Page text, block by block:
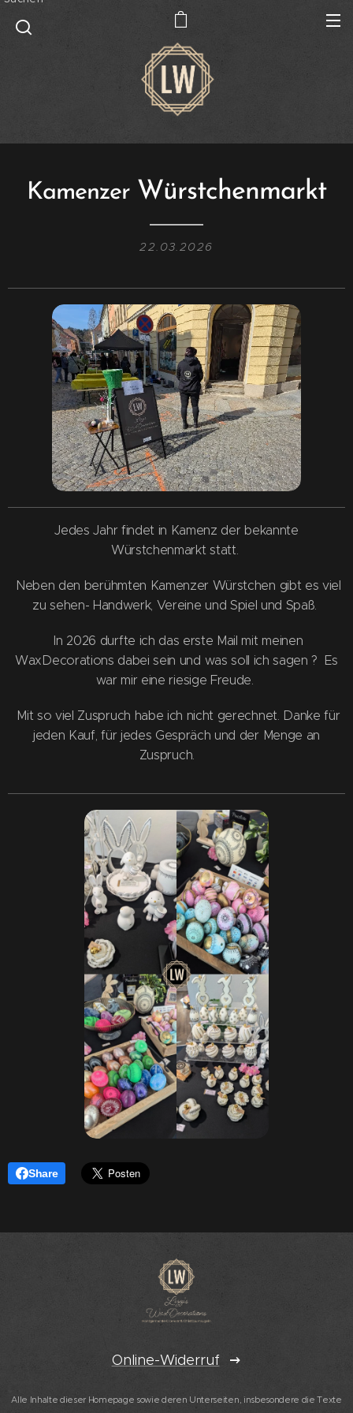
Kamenzer Würstchenmarkt
22.03.2026
Jedes Jahr findet in Kamenz der bekannte
Würstchenmarkt statt.
Neben den berühmten Kamenzer Würstchen gibt es viel
zu sehen- Handwerk, Vereine und Spiel und Spaß.
In 2026 durfte ich das erste Mail mit meinen
WaxDecorations dabei sein und was soll ich sagen ? Es
war mir eine riesige Freude.
Mit so viel Zuspruch habe ich nicht gerechnet. Danke für
jeden Kauf, für jedes Gespräch und der Menge an
Zuspruch. 🤗
Share
Online-Widerruf
Alle Inhalte dieser Homepage sowie deren Unterseiten, insbesondere die Texte